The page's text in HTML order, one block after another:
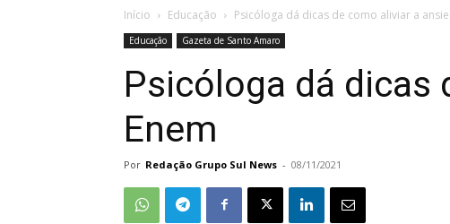
Início Educação Psicóloga dá dicas de como aliviar a
Educação Gazeta de Santo Amaro
Psicóloga dá dicas
Enem
Por Redação Grupo Sul News - 08/11/2021